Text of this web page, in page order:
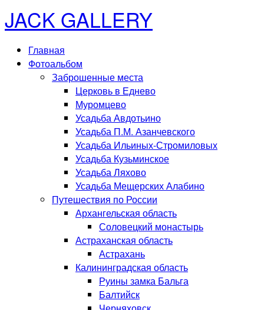
JACK GALLERY
Главная
Фотоальбом
Заброшенные места
Церковь в Еднево
Муромцево
Усадьба Авдотьино
Усадьба П.М. Азанчевского
Усадьба Ильиных-Стромиловых
Усадьба Кузьминское
Усадьба Ляхово
Усадьба Мещерских Алабино
Путешествия по России
Архангельская область
Соловецкий монастырь
Астраханская область
Астрахань
Калининградская область
Руины замка Бальга
Балтийск